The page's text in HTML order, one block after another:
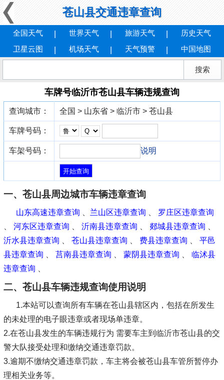
苍山县交通违章查询
全国天气 世界天气 旅游天气
历史天气
卫星云图
机场天气 天气预警 中国地图
车牌号临沂市苍山县车辆违规查询
查询城市： 全国 > 山东省 > 临沂市 > 苍山县
车牌号码：
车架号码： 说明
一、苍山县周边城市车辆违章查询
山东高速违章查询 兰山区违章查询
罗庄区违章查询
河东区违章查询 沂南县违章查询 郯城县违章查询
沂水县违章查询
苍山县违章查询 费县违章查询
平邑
县违章查询
莒南县违章查询 蒙阴县违章查询
临沭县
违章查询
二、苍山县车辆违规查询使用说明
1.本站可以查询所有车辆在苍山县辖区内，包括在所发生
的未处理的电子眼违章或者现场单违章。
2.在苍山县发生的车辆违规行为 需要车主到临沂市苍山县的交
警大队接受处理和缴纳交通违章罚款。
3.逾期不缴纳交通违章罚款，车主将会被苍山县车管所暂停办
理相关业务等。